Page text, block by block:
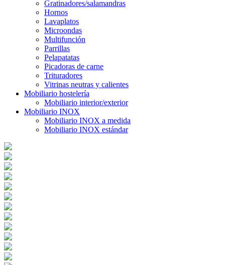
Gratinadores/salamandras
Hornos
Lavaplatos
Microondas
Multifunción
Parrillas
Pelapatatas
Picadoras de carne
Trituradores
Vitrinas neutras y calientes
Mobiliario hostelería
Mobiliario interior/exterior
Mobiliario INOX
Mobiliario INOX a medida
Mobiliario INOX estándar